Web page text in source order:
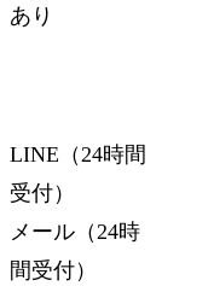
あり
LINE（24時間
受付）
メール（24時
間受付）